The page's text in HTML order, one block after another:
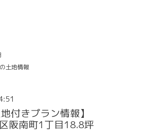
土地情報
付きプラン情報】
阪南町1丁目18.8坪